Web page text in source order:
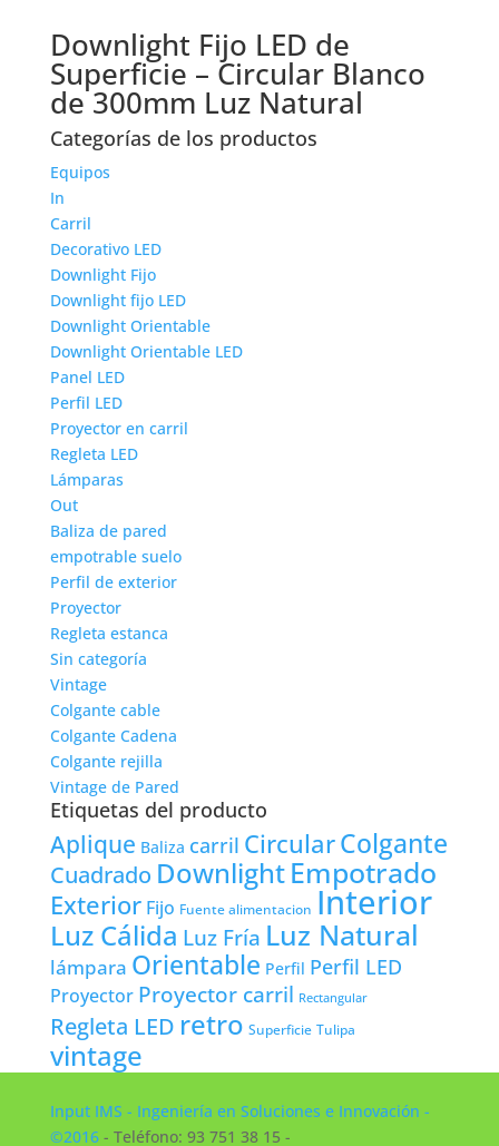
Downlight Fijo LED de
Superficie – Circular Blanco
de 300mm Luz Natural
Categorías de los productos
Equipos
In
Carril
Decorativo LED
Downlight Fijo
Downlight fijo LED
Downlight Orientable
Downlight Orientable LED
Panel LED
Perfil LED
Proyector en carril
Regleta LED
Lámparas
Out
Baliza de pared
empotrable suelo
Perfil de exterior
Proyector
Regleta estanca
Sin categoría
Vintage
Colgante cable
Colgante Cadena
Colgante rejilla
Vintage de Pared
Etiquetas del producto
Aplique Baliza carril CircularColgante
Cuadrado DownlightEmpotrado
Exterior Fijo Fuente alimentacion Interior
Luz Cálida Luz Fría Luz Natural
lámpara Orientable Perfil Perfil LED
Proyector Proyector carril Rectangular
Regleta LED retro Superficie Tulipa
vintage
Input IMS - Ingeniería en Soluciones e Innovación -
©2016- Teléfono: 93 751 38 15 -